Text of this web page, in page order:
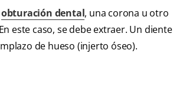
obturación dental, una corona u otro
este caso, se debe extraer. Un diente
de hueso (injerto óseo).